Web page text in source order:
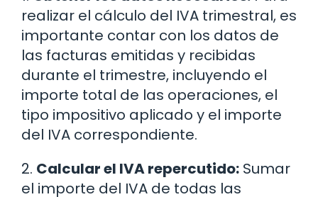
realizar el cálculo del IVA trimestral, es
importante contar con los datos de
las facturas emitidas y recibidas
durante el trimestre, incluyendo el
importe total de las operaciones, el
tipo impositivo aplicado y el importe
del IVA correspondiente.
2. Calcular el IVA repercutido: Sumar
el importe del IVA de todas las